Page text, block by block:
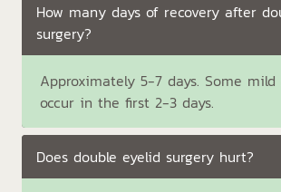
How many days of recovery after
surgery?
Approximately 5-7 days. Some
occur in the first 2-3 days.
Does double eyelid surgery hurt?